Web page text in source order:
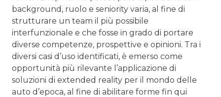
background, ruolo e seniority varia, al fine di
strutturare un team il più possibile
interfunzionale e che fosse in grado di portare
diverse competenze, prospettive e opinioni. Tra i
diversi casi d’uso identificati, è emerso come
opportunità più rilevante l’applicazione di
soluzioni di extended reality per il mondo delle
auto d’epoca, al fine di abilitare forme fin qui